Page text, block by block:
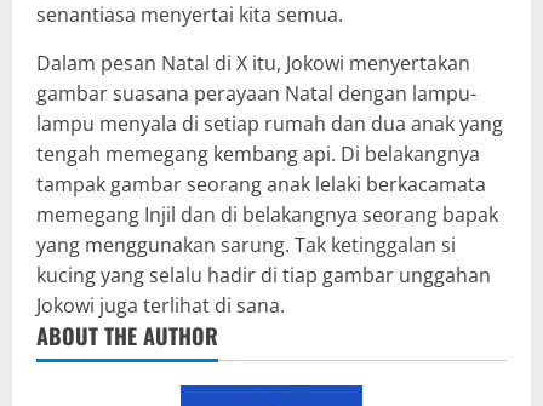
senantiasa menyertai kita semua.
Dalam pesan Natal di X itu, Jokowi menyertakan
gambar suasana perayaan Natal dengan lampu-
lampu menyala di setiap rumah dan dua anak yang
tengah memegang kembang api. Di belakangnya
tampak gambar seorang anak lelaki berkacamata
memegang Injil dan di belakangnya seorang bapak
yang menggunakan sarung. Tak ketinggalan si
kucing yang selalu hadir di tiap gambar unggahan
Jokowi juga terlihat di sana.
ABOUT THE AUTHOR